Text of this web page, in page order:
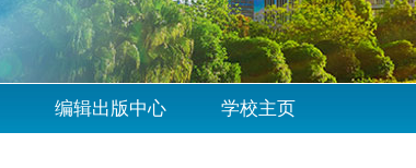
编辑出版中心 学校主页